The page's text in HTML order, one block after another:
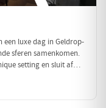
een luxe dag in Geldrop-
sferen samenkomen.
setting en sluit af
prachtige omgeving!